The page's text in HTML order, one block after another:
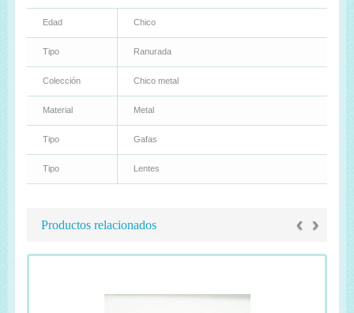
Edad Chico
Tipo Ranurada
Colección Chico metal
Material Metal
Tipo Gafas
Tipo Lentes
Productos relacionados ‹ ›